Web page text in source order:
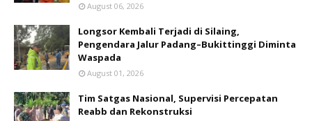
August 06, 2026
Longsor Kembali Terjadi di Silaing,
Pengendara Jalur Padang–Bukittinggi Diminta
Waspada
August 01, 2026
Tim Satgas Nasional, Supervisi Percepatan
Reabb dan Rekonstruksi